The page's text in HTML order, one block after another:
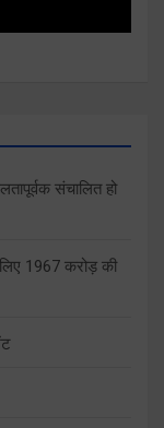
संचालित हो
1967 करोड़ की